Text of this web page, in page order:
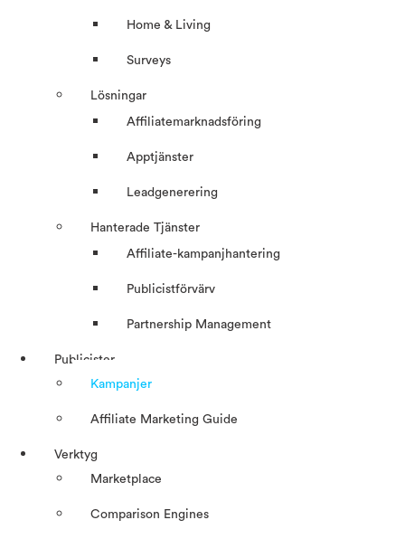
Home & Living
Surveys
Lösningar
Affiliatemarknadsföring
Apptjänster
Leadgenerering
Hanterade Tjänster
Affiliate-kampanjhantering
Publicistförvärv
Partnership Management
Publicister
Kampanjer
Affiliate Marketing Guide
Verktyg
Marketplace
Comparison Engines